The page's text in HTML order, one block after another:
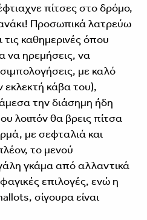
πίτσες στο δρόμο,
Προσωπικά λατρεύω
καθημερινές όπου
να ηρεμήσεις, να
με καλό
εκλεκτή κάβα του),
την διάσημη ήδη
λοιπόν θα βρεις πίτσα
με σεφταλιά και
το μενού
γκάμα από αλλαντικά
επιλογές, ενώ η
σίγουρα είναι